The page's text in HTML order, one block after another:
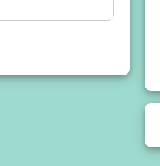
des déchets et
cartes